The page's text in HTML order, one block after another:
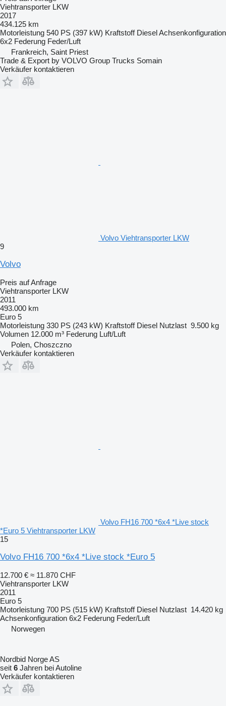
Viehtransporter LKW
2017
434.125 km
Motorleistung 540 PS (397 kW) Kraftstoff DieselAchsenkonfiguration
6x2 Federung Feder/Luft
Frankreich, Saint Priest
Trade & Export by VOLVO Group Trucks Somain
Verkäufer kontaktieren
Volvo Viehtransporter LKW
9
Volvo
Preis auf Anfrage
Viehtransporter LKW
2011
493.000 km
Euro 5
Motorleistung 330 PS (243 kW) Kraftstoff Diesel Nutzlast 9.500 kg
Volumen 12.000 m³ Federung Luft/Luft
Polen, Choszczno
Verkäufer kontaktieren
Volvo FH16 700 *6x4 *Live stock
*Euro 5 Viehtransporter LKW
15
Volvo FH16 700 *6x4 *Live stock *Euro 5
12.700 € ≈ 11.870 CHF
Viehtransporter LKW
2011
Euro 5
Motorleistung 700 PS (515 kW) Kraftstoff Diesel Nutzlast 14.420 kg
Achsenkonfiguration 6x2 Federung Feder/Luft
Norwegen
Nordbid Norge AS
seit 6 Jahren bei Autoline
Verkäufer kontaktieren